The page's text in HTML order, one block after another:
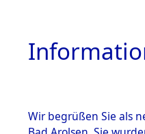
Wir begrüßen Sie als